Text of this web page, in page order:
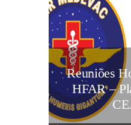
Reuniões
HFAR –